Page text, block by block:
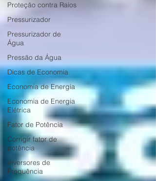
Proteção contra Raios
Pressurizador
Pressurizador de
Água
Pressão da Água
Dicas de Economia
Economia de Energia
Economia de Energia
Elétrica
Fator de Potência
Corrigir fator de
potência
Inversores de
Frequência